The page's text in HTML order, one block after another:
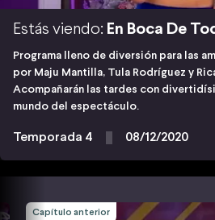
Estás viendo: En Boca De
Programa lleno de diversión para las
por Maju Mantilla, Tula Rodríguez y
Acompañarán las tardes con
mundo del espectáculo.
Temporada 4 08/12/2020
Capítulo anterior